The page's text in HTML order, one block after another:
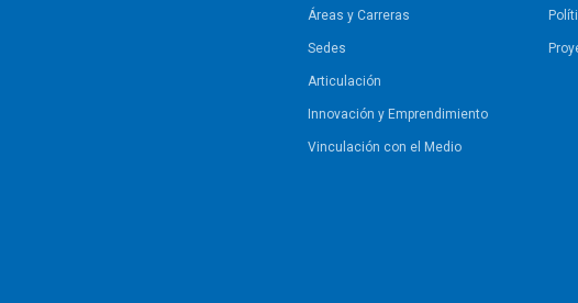
Áreas y Carreras
Sedes
Articulación
Innovación y Emprendimiento
Vinculación con el Medio